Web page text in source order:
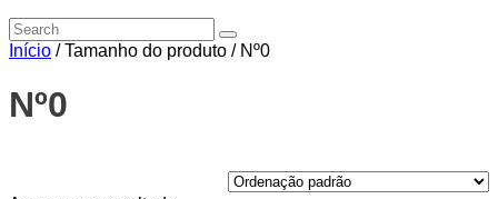
Início / Tamanho do produto / Nº0
Nº0